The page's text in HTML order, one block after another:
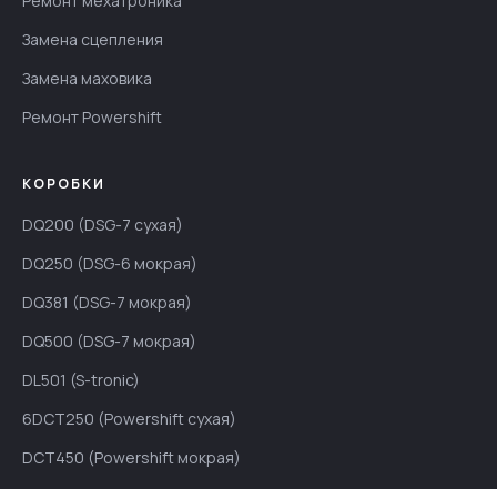
Замена сцепления
Замена маховика
Ремонт Powershift
КОРОБКИ
DQ200 (DSG-7 сухая)
DQ250 (DSG-6 мокрая)
DQ381 (DSG-7 мокрая)
DQ500 (DSG-7 мокрая)
DL501 (S-tronic)
6DCT250 (Powershift сухая)
DCT450 (Powershift мокрая)